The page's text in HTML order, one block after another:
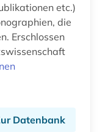
etc.)
die
Erschlossen
Datenbank